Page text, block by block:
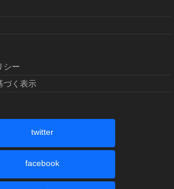
シー
づく表示
twitter
facebook